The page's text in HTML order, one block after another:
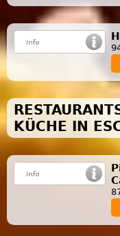
KÜCHE IN